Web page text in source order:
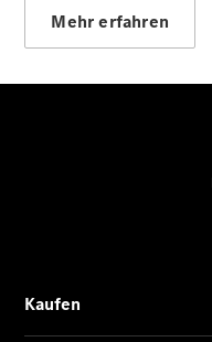
Mehr erfahren